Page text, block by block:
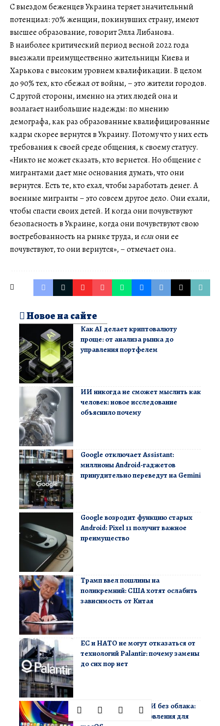
С выездом беженцев Украина теряет значительный
потенциал: 70% женщин, покинувших страну, имеют
высшее образование, говорит Элла Либанова.
В наиболее критический период весной 2022 года
выезжали преимущественно жительницы Киева и
Харькова с высоким уровнем квалификации. В целом
до 90% тех, кто сбежал от войны, – это жители городов.
С другой стороны, именно на этих людей она и
возлагает наибольшие надежды: по мнению
демографа, как раз образованные квалифицированные
кадры скорее вернутся в Украину. Потому что у них есть
требования к своей среде общения, к своему статусу.
«Никто не может сказать, кто вернется. Но общение с
мигрантами дает мне основания думать, что они
вернутся. Есть те, кто ехал, чтобы заработать денег. А
военные мигранты –это совсем другое дело. Они ехали,
чтобы спасти своих детей. И когда они почувствуют
безопасность в Украине, когда они почувствуют свою
востребованность на рынке труда, иеслиони ее
почувствуют, то они вернутся», – отмечает она.
Новое на сайте
Как AI делает криптовалюту
проще: от анализа рынка до
управления портфелем
ИИ никогда не сможет мыслить как
человек: новое исследование
объяснило почему
Google отключает Assistant:
миллионы Android-гаджетов
принудительно переведут на Gemini
Google возродит функцию старых
Android: Pixel 11 получит важное
преимущество
Трамп ввел пошлины на
поликремний: США хотят ослабить
зависимость от Китая
ЕС и НАТО не могут отказаться от
технологий Palantir: почему замены
до сих пор нет
Украинцы создают ИИ без облака:
MacPaw готовит обновления для